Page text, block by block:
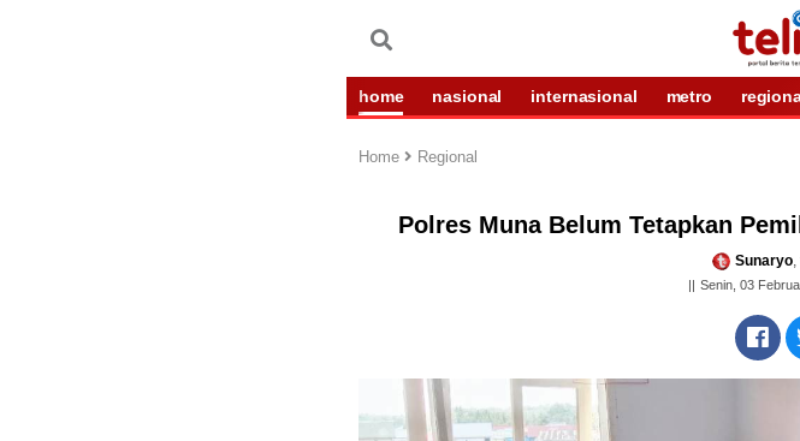
home nasional internasional metro
Home Regional
Polres Muna Belum Tetapkan
Sunaryo,
Senin, 03